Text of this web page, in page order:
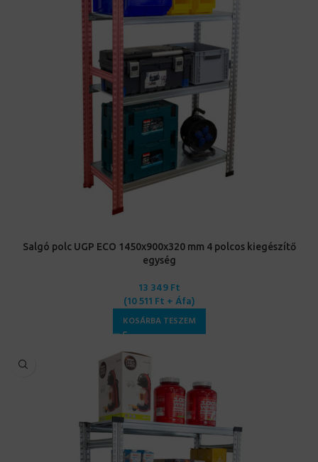
Salgó polc UGP ECO 1450x900x320 mm 4 polcos kiegészítő
egység
13 349Ft
(10 511 Ft + Áfa)
KOSÁRBA TESZEM